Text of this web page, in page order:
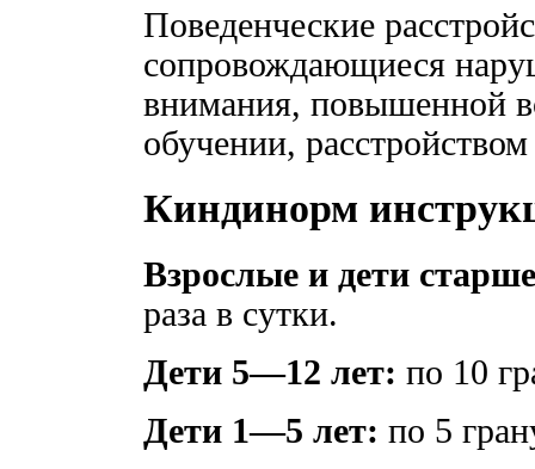
Поведенческие
сопровождающиеся
внимания, повышенной
обучении,
Киндинорм
Взрослые и дети
раза в сутки.
Дети 5—12 лет: по 10
Дети 1—5 лет: по 5